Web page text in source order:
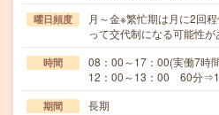
曜日頻度
月～金※繁忙期は月に2回
って交代制になる可能性
時間
08：00～17：00(実働7
12：00～13：00 60分
期間 長期